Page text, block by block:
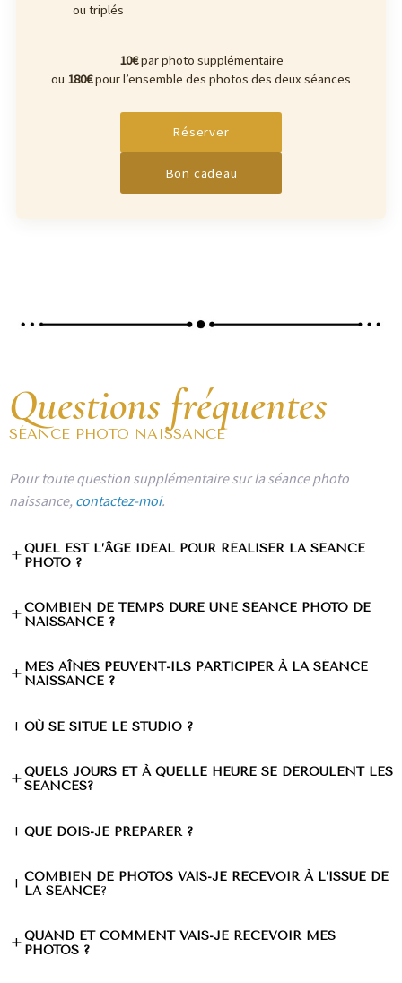
ou triplés
10€par photo supplémentaire
ou 180€pour l’ensemble des photos des deux séances
Réserver
Bon cadeau
Questions fréquentes
SÉANCE PHOTO NAISSANCE
Pour toute question supplémentaire sur la séance photo
naissance, contactez-moi.
QUEL EST L’ÂGE IDÉAL POUR RÉALISER LA SÉANCE
PHOTO ?
+
COMBIEN DE TEMPS DURE UNE SÉANCE PHOTO DE
NAISSANCE ?
+
MES AÎNÉS PEUVENT-ILS PARTICIPER À LA SÉANCE
NAISSANCE ?
+
OÙ SE SITUE LE STUDIO ?
+
QUELS JOURS ET À QUELLE HEURE SE DÉROULENT LES
SÉANCES?
+
QUE DOIS-JE PRÉPARER ?
+
COMBIEN DE PHOTOS VAIS-JE RECEVOIR À L’ISSUE DE
LA SÉANCE?
+
QUAND ET COMMENT VAIS-JE RECEVOIR MES
PHOTOS ?
+